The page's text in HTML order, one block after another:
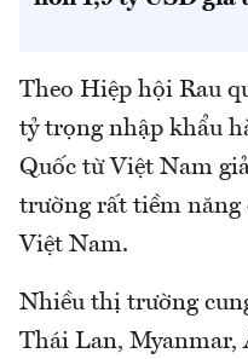
Theo Hiệp hội Rau
tỷ trọng nhập khẩu
Quốc từ Việt Nam
trường rất tiềm năng
Việt Nam.
Nhiều thị trường
Thái Lan,